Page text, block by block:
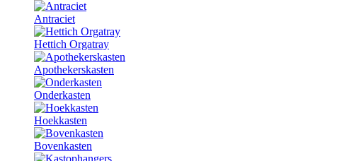
Antraciet
Hettich Orgatray
Apothekerskasten
Onderkasten
Hoekkasten
Bovenkasten